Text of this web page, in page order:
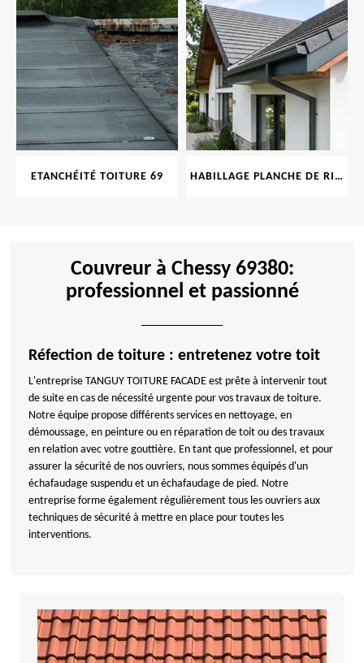
ETANCHÉITÉ TOITURE 69 HABILLAGE PLANCHE DE RIVE 69
Couvreur à Chessy 69380:
professionnel et passionné
Réfection de toiture : entretenez votre toit
L'entreprise TANGUY TOITURE FACADE est prête à intervenir tout
de suite en cas de nécessité urgente pour vos travaux de toiture.
Notre équipe propose différents services en nettoyage, en
démoussage, en peinture ou en réparation de toit ou des travaux
en relation avec votre gouttière. En tant que professionnel, et pour
assurer la sécurité de nos ouvriers, nous sommes équipés d'un
échafaudage suspendu et un échafaudage de pied. Notre
entreprise forme également régulièrement tous les ouvriers aux
techniques de sécurité à mettre en place pour toutes les
interventions.